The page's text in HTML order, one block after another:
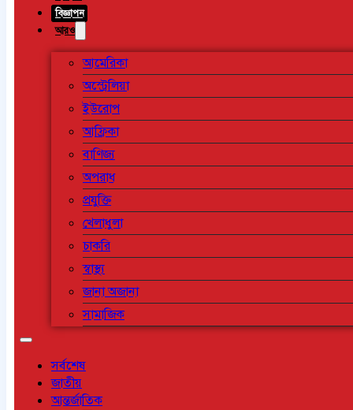
বিজ্ঞাপন
আরও
আমেরিকা
অস্ট্রেলিয়া
ইউরোপ
আফ্রিকা
বাণিজ্য
অপরাধ
প্রযুক্তি
খেলাধুলা
চাকরি
স্বাস্থ্য
জানা অজানা
সামাজিক
সর্বশেষ
জাতীয়
আন্তর্জাতিক